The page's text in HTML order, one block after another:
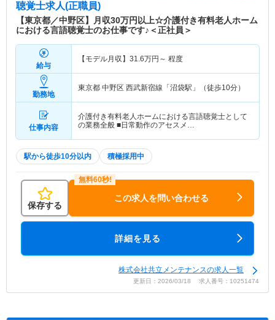
聴覚士求人(正職員)
【東京都／中野区】月収30万円以上☆介護付き有料老人ホーム
における言語聴覚士のお仕事です♪＜正社員＞
給与
【モデル月収】 31.6万円～ 程度
勤務地
東京都 中野区 西武新宿線「沼袋駅」（徒歩10分）
仕事内容
介護付き有料老人ホームにおける言語聴覚士として
の業務全般 ■日常動作のアセスメ…
駅から徒歩10分以内 積極採用中
保存する
この求人を問い合わせる
詳細を見る
株式会社共立メンテナンスの求人一覧
更新日：2026/03/18 求人番号：10251474